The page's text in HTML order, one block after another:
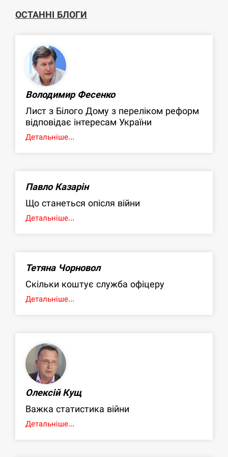
ОСТАННІ БЛОГИ
Володимир Фесенко
Лист з Білого Дому з переліком реформ
відповідає інтересам України
Детальніше...
Павло Казарін
Що станеться опісля війни
Детальніше...
Тетяна Чорновол
Скільки коштує служба офіцеру
Детальніше...
Олексій Кущ
Важка статистика війни
Детальніше...